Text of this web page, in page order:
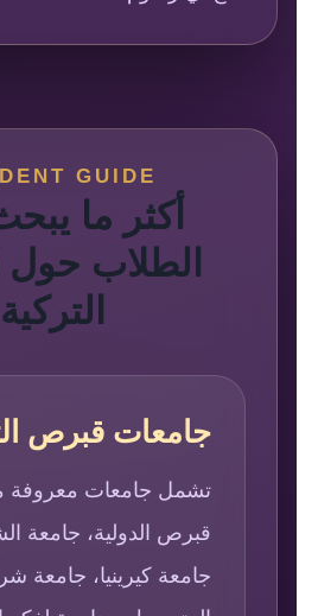
GUIDE
أكثر ما
الطلاب
التركية
جامعات قبرص
تشمل جامعات معروفة
قبرص الدولية، جامعة
جامعة كيرينيا، جامعة